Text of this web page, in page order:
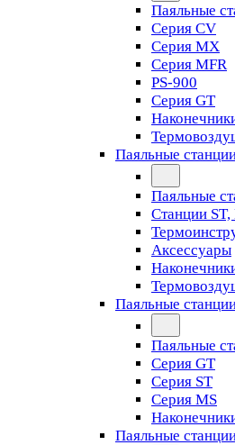
Паяльные
Серия CV
Серия MX
Серия MFR
PS-900
Серия GT
Паяльные
Паяльные
Станции ST,
Аксессуары
Паяльные
Паяльные
Серия GT
Серия ST
Серия MS
Паяльные